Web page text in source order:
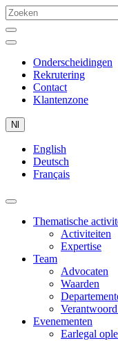
Onderscheidingen
Rekrutering
Contact
Klantenzone
Nl
English
Deutsch
Français
Thematische
Activiteiten
Expertise
Team
Advocaten
Waarden
Evenementen
Earlegal